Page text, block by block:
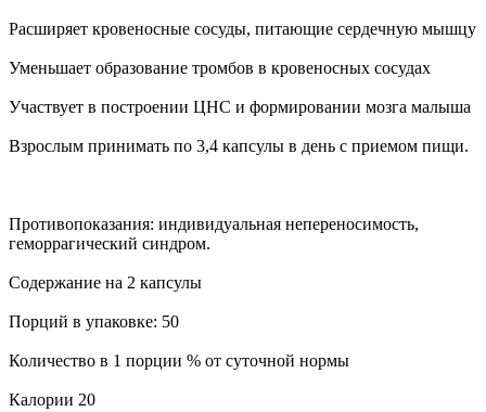
Расширяет кровеносные сосуды, питающие сердечную мышцу
Уменьшает образование тромбов в кровеносных сосудах
Участвует в построении ЦНС и формировании мозга малыша
Взрослым принимать по 3,4 капсулы в день с приемом пищи.
Противопоказания: индивидуальная непереносимость,
геморрагический синдром.
Содержание на 2 капсулы
Порций в упаковке: 50
Количество в 1 порции % от суточной нормы
Калории 20